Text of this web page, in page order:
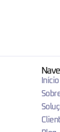
Início